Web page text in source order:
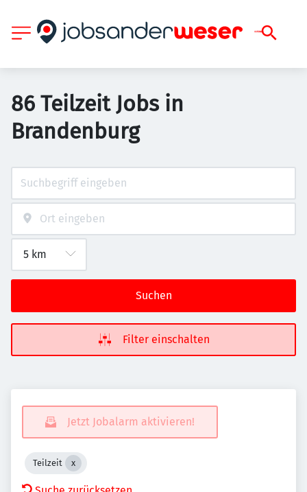
86 Teilzeit Jobs in
Brandenburg
Suchen
Filter einschalten
Jetzt Jobalarm aktivieren!
Teilzeit